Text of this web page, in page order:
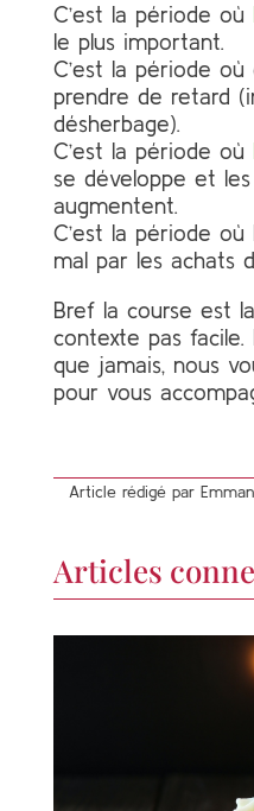
C’est la période où
le plus important.
C’est la période
prendre de retard
désherbage).
C’est la période où
se développe et
augmentent.
C’est la période
mal par les achats
Bref la course est
contexte pas facile.
que jamais, nous
pour vous
Article rédigé par
Articles